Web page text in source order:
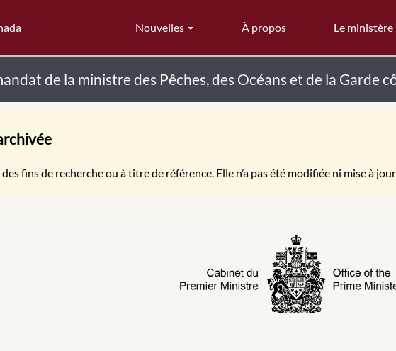
Nouvelles À propos Le ministère
de la ministre des Pêches, des Océans et de la Garde
fins de recherche ou à titre de référence. Elle n’a pas été modifiée ni mise à